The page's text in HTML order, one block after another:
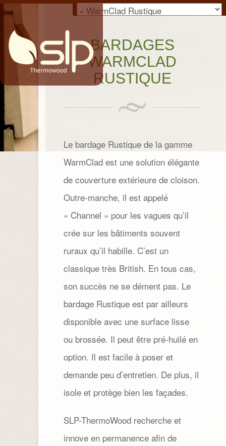
BARDAGES
WARMCLAD
RUSTIQUE
Le bardage Rustique de la gamme
WarmClad est une solution élégante
de couverture extérieure de cloison.
Outre-manche, il est appelé
« Channel » pour les vagues qu’il
crée sur les bâtiments souvent
ruraux qu’il habille. C’est un
classique très British. En tous cas,
son succès ne se dément pas. Le
bardage Rustique est par ailleurs
disponible avec une surface lisse
ou brossée. Il peut être pré-huilé en
option. Il est facile à poser et
demande peu d’entretien. De plus, il
isole et protège bien les façades.
SLP-ThermoWood recherche et
innove en permanence afin de